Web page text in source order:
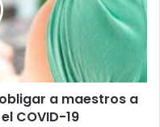
a maestros a
COVID-19